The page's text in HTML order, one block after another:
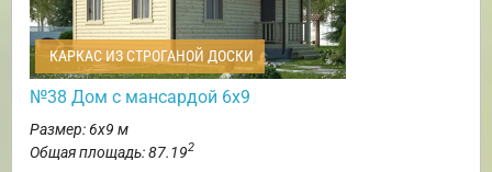
КАРКАС ИЗ СТРОГАНОЙ ДОСКИ
№38 Дом с мансардой 6х9
Размер: 6х9 м
Общая площадь: 87.192